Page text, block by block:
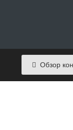
Обзор